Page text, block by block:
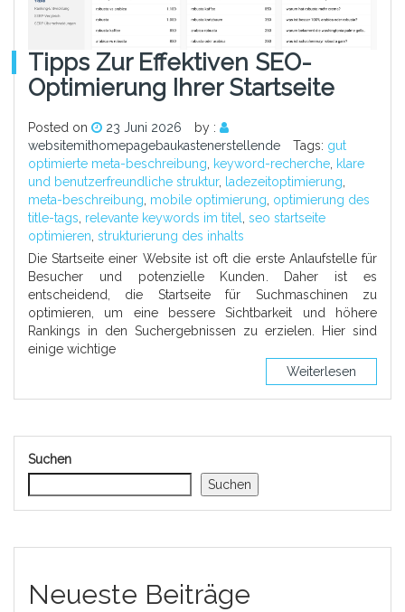
Tipps Zur Effektiven SEO-
Optimierung Ihrer Startseite
Posted on 23 Juni 2026
by :
websitemithomepagebaukastenerstellende
Tags: gut
optimierte meta-beschreibung, keyword-recherche, klare
und benutzerfreundliche struktur, ladezeitoptimierung,
meta-beschreibung, mobile optimierung, optimierung des
title-tags, relevante keywords im titel, seo startseite
optimieren, strukturierung des inhalts
Die Startseite einer Website ist oft die erste Anlaufstelle für
Besucher und potenzielle Kunden. Daher ist es
entscheidend, die Startseite für Suchmaschinen zu
optimieren, um eine bessere Sichtbarkeit und höhere
Rankings in den Suchergebnissen zu erzielen. Hier sind
einige wichtige
Weiterlesen
Suchen
Suchen
Neueste Beiträge